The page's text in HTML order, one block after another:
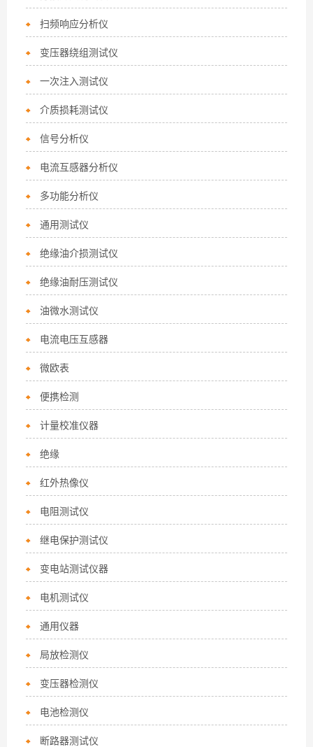
扫频响应分析仪
变压器绕组测试仪
一次注入测试仪
介质损耗测试仪
信号分析仪
电流互感器分析仪
多功能分析仪
通用测试仪
绝缘油介损测试仪
绝缘油耐压测试仪
油微水测试仪
电流电压互感器
微欧表
便携检测
计量校准仪器
绝缘
红外热像仪
电阻测试仪
继电保护测试仪
变电站测试仪器
电机测试仪
通用仪器
局放检测仪
变压器检测仪
电池检测仪
断路器测试仪